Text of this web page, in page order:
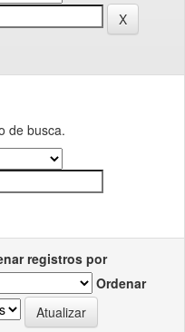
de busca.
registros por
Ordenar